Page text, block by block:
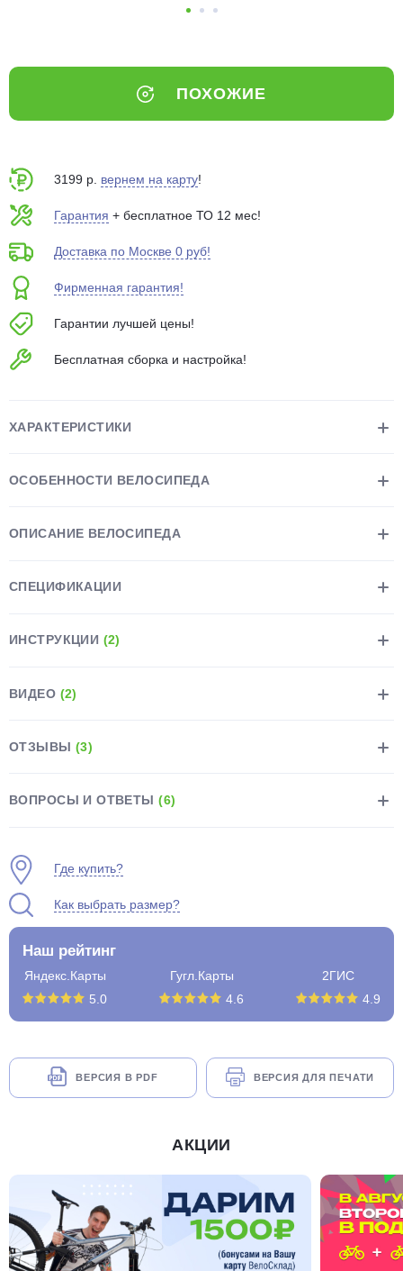
ПОХОЖИЕ
3199 р. вернем на карту!
Гарантия + бесплатное ТО 12 мес!
Доставка по Москве 0 руб!
Фирменная гарантия!
Гарантии лучшей цены!
Бесплатная сборка и настройка!
ХАРАКТЕРИСТИКИ
ОСОБЕННОСТИ ВЕЛОСИПЕДА
ОПИСАНИЕ ВЕЛОСИПЕДА
СПЕЦИФИКАЦИИ
ИНСТРУКЦИИ (2)
ВИДЕО (2)
ОТЗЫВЫ (3)
ВОПРОСЫ И ОТВЕТЫ(6)
Где купить?
Как выбрать размер?
Наш рейтинг
Яндекс.Карты
5.0
Гугл.Карты
4.6
2ГИС
4.9
ВЕРСИЯ В PDF ВЕРСИЯ ДЛЯ ПЕЧАТИ
АКЦИИ
об оплате Плайтом
8 800 302-02-51
plait.ru